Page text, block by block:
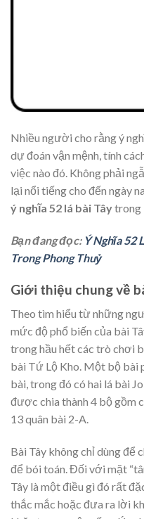
Nhiều người cho rằng ý
dự đoán vận mệnh, tính
việc nào đó. Không phải
lại nổi tiếng cho đến ngày
ý nghĩa 52 lá bài Tâytrong
Bạn đang đọc: Ý Nghĩa 52
Trong Phong Thuỷ
Giới thiệu chung về
Theo tìm hiểu từ những
mức độ phổ biến của bài
trong hầu hết các trò chơi
bài Tứ Lộ Kho. Một bộ bài
bài, trong đó có hai lá bài
được chia thành 4 bộ gồm
13 quân bài 2-A.
Bài Tây không chỉ dùng để
để bói toán. Đối với mặt
Tây là một điều gì đó rất
thắc mắc hoặc đưa ra lời